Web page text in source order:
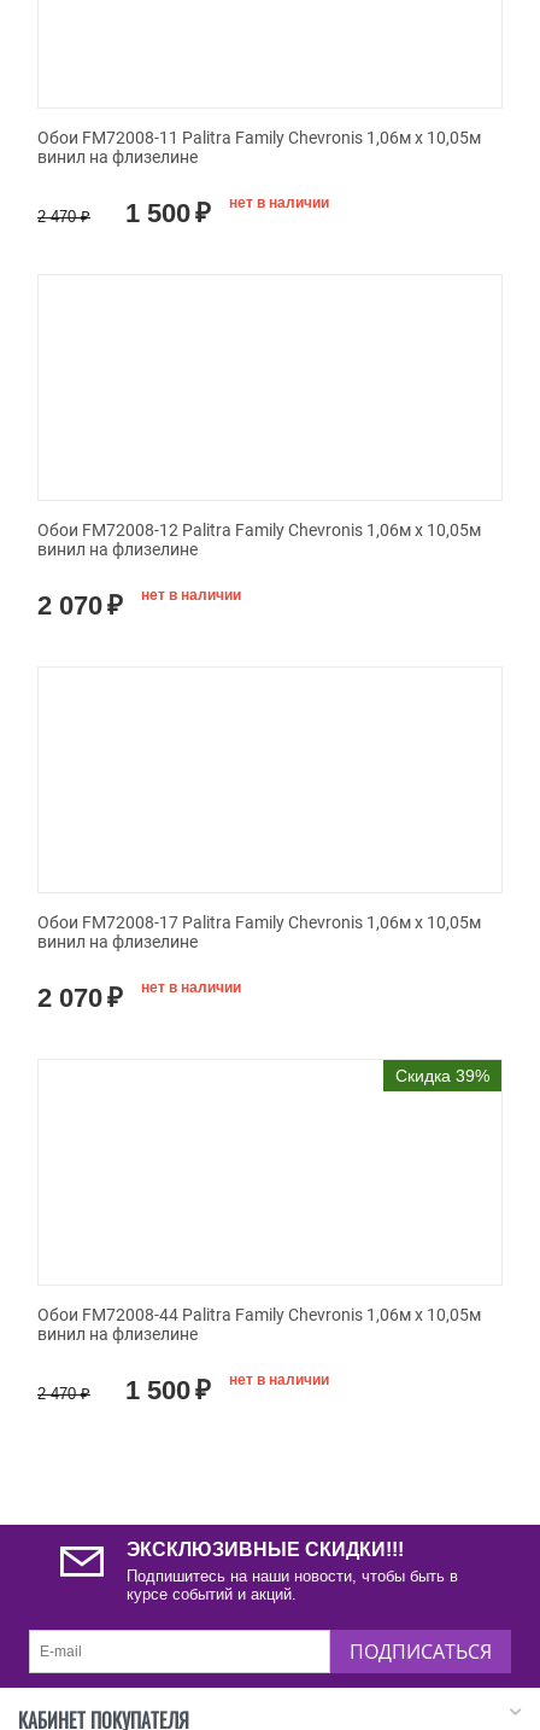
Обои FM72008-11 Palitra Family Chevronis 1,06м х 10,05м
винил на флизелине
2 470 ₽ 1 500₽ нет в наличии
Обои FM72008-12 Palitra Family Chevronis 1,06м х 10,05м
винил на флизелине
2 070₽ нет в наличии
Обои FM72008-17 Palitra Family Chevronis 1,06м х 10,05м
винил на флизелине
2 070₽ нет в наличии
Скидка 39%
Обои FM72008-44 Palitra Family Chevronis 1,06м х 10,05м
винил на флизелине
2 470 ₽ 1 500₽ нет в наличии
ЭКСКЛЮЗИВНЫЕ СКИДКИ!!!
Подпишитесь на наши новости, чтобы быть в
курсе событий и акций.
ПОДПИСАТЬСЯ
КАБИНЕТ ПОКУПАТЕЛЯ